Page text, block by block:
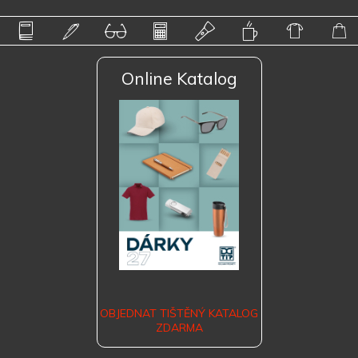
Online Katalog
OBJEDNAT TIŠTĚNÝ KATALOG
ZDARMA